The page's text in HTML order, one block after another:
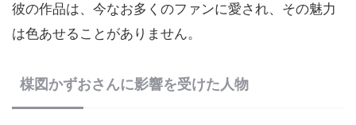
彼の作品は、今なお多くのファンに愛され、その魅力
は色あせることがありません。
楳図かずおさんに影響を受けた人物